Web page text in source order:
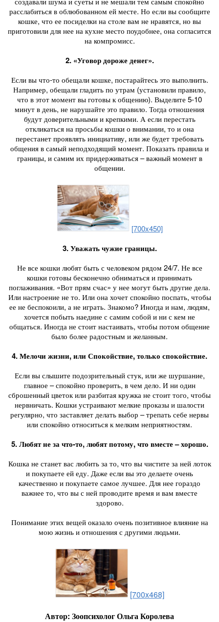
расслабиться в облюбованном ей месте. Но если вы сообщите
кошке, что ее посиделки на столе вам не нравятся, но вы
приготовили для нее на кухне место поудобнее, она согласится
на компромисс.
2. «Уговор дороже денег».
Если вы что-то обещали кошке, постарайтесь это выполнить.
Например, обещали гладить по утрам (установили правило,
что в этот момент вы готовы к общению). Выделите 5-10
минут в день, не нарушайте это правило. Тогда отношения
будут доверительными и крепкими. А если перестать
откликаться на просьбы кошки о внимании, то и она
перестанет проявлять инициативу, или же будет требовать
общения в самый неподходящий момент. Показать правила и
границы, и самим их придерживаться – важный момент в
общении.
[700x450]
3. Уважать чужие границы.
Не все кошки любят быть с человеком рядом 24/7. Не все
кошки готовы бесконечно обниматься и принимать
поглаживания. «Вот прям счас» у нее могут быть другие дела.
Или настроение не то. Или она хочет спокойно поспать, чтобы
ее не беспокоили, а не играть. Знакомо? Иногда и нам, людям,
хочется побыть наедине с самим собой и ни с кем не
общаться. Иногда не стоит настаивать, чтобы потом общение
было более радостным и желанным.
4. Мелочи жизни, или Спокойствие, только спокойствие.
Если вы слышите подозрительный стук, или же шуршание,
главное – спокойно проверить, в чем дело. И ни один
сброшенный цветок или разбитая кружка не стоит того, чтобы
нервничать. Кошки устраивают мелкие проказы и шалости
регулярно, что заставляет делать выбор – трепать себе нервы
или спокойно относиться к мелким неприятностям.
5. Любят не за что-то, любят потому, что вместе – хорошо.
Кошка не станет вас любить за то, что вы чистите за ней лоток
и покупаете ей еду. Даже если вы это делаете очень
качественно и покупаете самое лучшее. Для нее гораздо
важнее то, что вы с ней проводите время и вам вместе
здорово.
Понимание этих вещей оказало очень позитивное влияние на
мою жизнь и отношения с другими людьми.
[700x468]
Автор: Зоопсихолог Ольга Королева